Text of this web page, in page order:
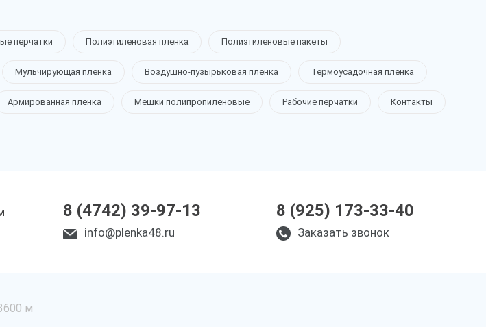
перчатки Полиэтиленовая пленка Полиэтиленовые пакеты
Мульчирующая пленка Воздушно-пузырьковая пленка Термоусадочная пленка
Армированная пленка Мешки полипропиленовые Рабочие перчатки Контакты
8 (4742) 39-97-13
info@plenka48.ru
8 (925) 173-33-40
Заказать звонок
м